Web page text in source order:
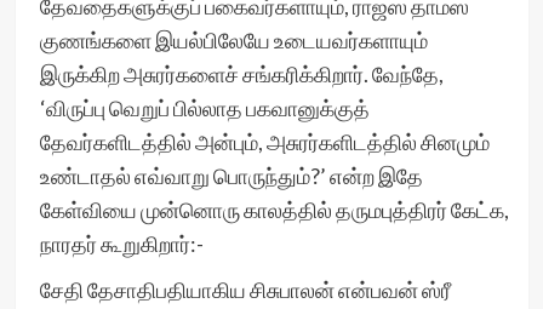
தேவதைகளுக்குப் பகைவர்களாயும், ராஜஸ தாமஸ
குணங்களை இயல்பிலேயே உடையவர்களாயும்
இருக்கிற அசுரர்களைச் சங்கரிக்கிறார். வேந்தே,
‘விருப்பு வெறுப் பில்லாத பகவானுக்குத்
தேவர்களிடத்தில் அன்பும், அசுரர்களிடத்தில் சினமும்
உண்டாதல் எவ்வாறு பொருந்தும்?’ என்ற இதே
கேள்வியை முன்னொரு காலத்தில் தருமபுத்திரர் கேட்க,
நாரதர் கூறுகிறார்:-
சேதி தேசாதிபதியாகிய சிசுபாலன் என்பவன் ஸ்ரீ